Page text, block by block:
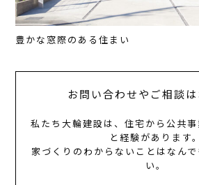
豊かな窓際のある住まい
お問い合わせやご相談
私たち大輪建設は、住宅から公共
と経験があります。
家づくりのわからないことはなん
い。